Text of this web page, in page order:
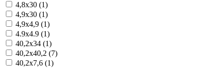
4,8x30 (1)
4,9x30 (1)
4,9x4,9 (1)
4.9x4.9 (1)
40,2x34 (1)
40,2x40,2 (7)
40,2x7,6 (1)